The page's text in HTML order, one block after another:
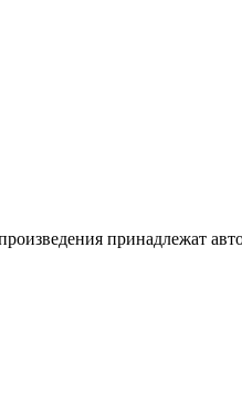
принадлежат